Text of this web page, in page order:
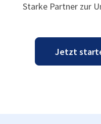
Starke Partner zur